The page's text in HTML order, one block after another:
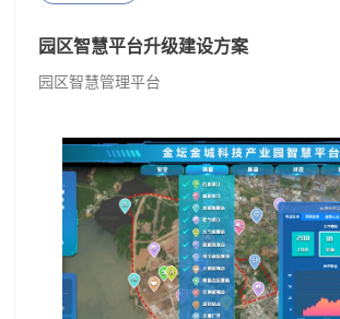
园区智慧平台升级建设方案
园区智慧管理平台